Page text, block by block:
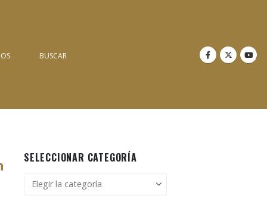
BUSCAR
SELECCIONAR CATEGORÍA
Seleccionar
categoría